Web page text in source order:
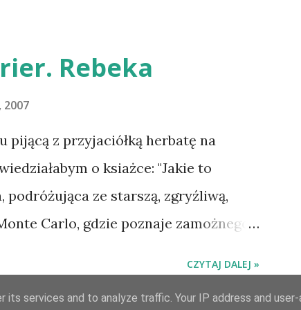
Rebeka
2007
pijącą z przyjaciółką herbatę na
o ksiażce: "Jakie to
podróżująca ze starszą, zgryźliwą,
Carlo, gdzie poznaje zamożnego
Gdy starsza pani choruje,
a w dniu, w którym obie
CZYTAJ DALEJ »
services and to analyze traffic. Your IP address and